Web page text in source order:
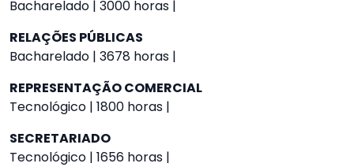
Bacharelado | 3000 horas |
RELAÇÕES PÚBLICAS
Bacharelado | 3678 horas |
REPRESENTAÇÃO COMERCIAL
Tecnológico | 1800 horas |
SECRETARIADO
Tecnológico | 1656 horas |